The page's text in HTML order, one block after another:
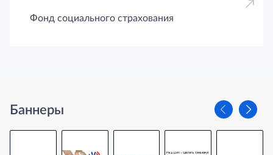
Фонд социального страхования
Баннеры